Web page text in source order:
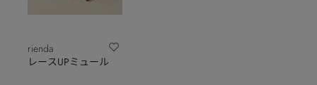
rienda
レースUPミュール